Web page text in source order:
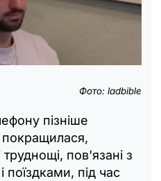
Фото: ladbible
пізніше
покращилася,
пов'язані з
під час